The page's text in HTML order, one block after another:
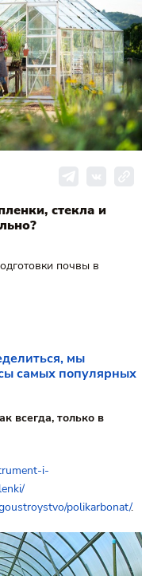
стекла и
почвы в
мы
самых популярных
всегда, только в
i-
polikarbonat/.